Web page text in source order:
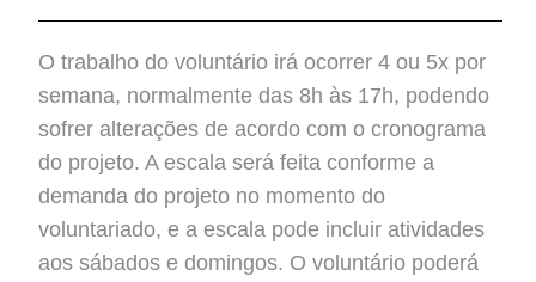
O trabalho do voluntário irá ocorrer 4 ou 5x por
semana, normalmente das 8h às 17h, podendo
sofrer alterações de acordo com o cronograma
do projeto. A escala será feita conforme a
demanda do projeto no momento do
voluntariado, e a escala pode incluir atividades
aos sábados e domingos. O voluntário poderá